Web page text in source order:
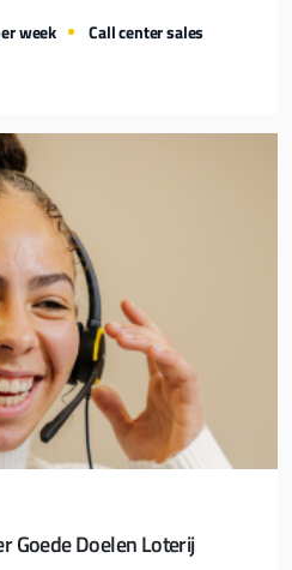
week Call center sales
Goede Doelen Loterij